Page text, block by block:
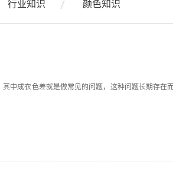
行业知识 颜色知识
中成衣色差就是做常见的问题，这种问题长期存在